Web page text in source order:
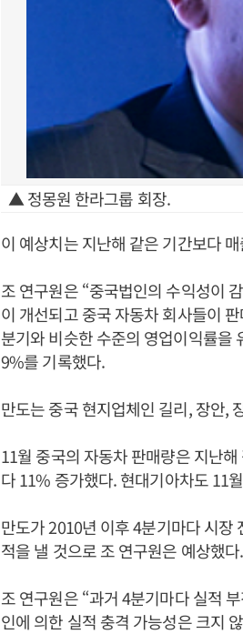
▲ 정몽원 한라그룹 회장.
이 예상치는 지난해 같은 기간보다
조 연구원은 “중국법인의 수익성이
이 개선되고 중국 자동차 회사들이
분기와 비슷한 수준의 영업이익률을
9%를 기록했다.
만도는 중국 현지업체인 길리, 장안,
11월 중국의 자동차 판매량은 지난
다 11% 증가했다. 현대기아차도 11
만도가 2010년 이후 4분기마다 시장
적을 낼 것으로 조 연구원은 예상했다.
조 연구원은 “과거 4분기마다 실적
인에 의한 실적 충격 가능성은 크지